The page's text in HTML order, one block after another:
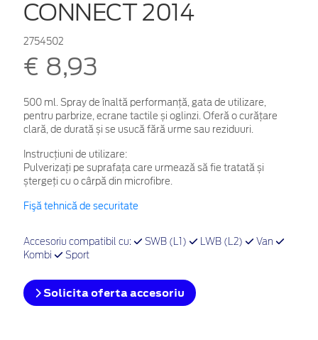
CONNECT 2014
2754502
€ 8,93
500 ml. Spray de înaltă performanță, gata de utilizare,
pentru parbrize, ecrane tactile și oglinzi. Oferă o curățare
clară, de durată și se usucă fără urme sau reziduuri.
Instrucțiuni de utilizare:
Pulverizați pe suprafața care urmează să fie tratată și
ștergeți cu o cârpă din microfibre.
Fişă tehnică de securitate
Accesoriu compatibil cu: SWB (L1) LWB (L2)
Van
Kombi
Sport
Solicita oferta accesoriu